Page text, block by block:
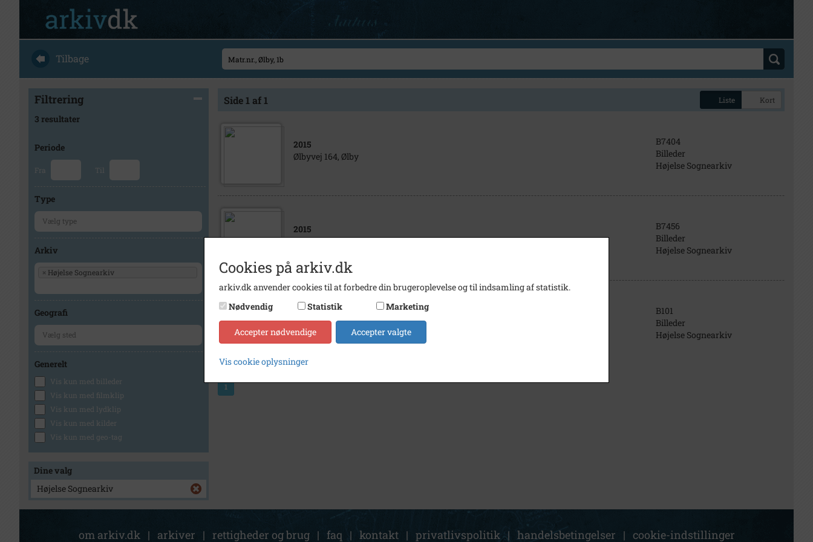
Tilbage
Filtrering
3 resultater
Periode
Fra Til
Type
Arkiv
× Højelse Sognearkiv
Geografi
Generelt
Vis kun med billeder
Vis kun med filmklip
Vis kun med lydklip
Vis kun med kilder
Vis kun med geo-tag
Dine valg
Højelse Sognearkiv
Side 1 af 1 Liste Kort
2015
Ølbyvej 164, Ølby
B7404
Billeder
Højelse Sognearkiv
2015
Sundvej 1B, Ølby Lyng, Køge
B7456
Billeder
Højelse Sognearkiv
1895
Skolebillede 1895 - Ølby Skole (på trekanten). Ølbyvej 164
B101
Billeder
Højelse Sognearkiv
1
om arkiv.dk | arkiver | rettigheder og brug | faq | kontakt | privatlivspolitik | handelsbetingelser | cookie-indstillinger
Cookies på arkiv.dk
arkiv.dk anvender cookies til at forbedre din brugeroplevelse og til indsamling af statistik.
Nødvendig
Statistik Marketing
Accepter nødvendige Accepter valgte
Vis cookie oplysninger